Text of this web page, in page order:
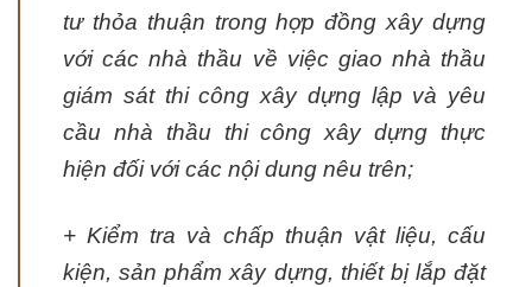
tư thỏa thuận trong hợp đồng xây dựng
với các nhà thầu về việc giao nhà thầu
giám sát thi công xây dựng lập và yêu
cầu nhà thầu thi công xây dựng thực
hiện đối với các nội dung nêu trên;
+ Kiểm tra và chấp thuận vật liệu, cấu
kiện, sản phẩm xây dựng, thiết bị lắp đặt